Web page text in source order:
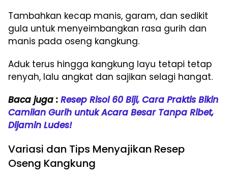
Tambahkan kecap manis, garam, dan sedikit
gula untuk menyeimbangkan rasa gurih dan
manis pada oseng kangkung.
Aduk terus hingga kangkung layu tetapi tetap
renyah, lalu angkat dan sajikan selagi hangat.
Baca juga : Resep Risol 60 Biji, Cara Praktis Bikin
Camilan Gurih untuk Acara Besar Tanpa Ribet,
Dijamin Ludes!
Variasi dan Tips Menyajikan Resep
Oseng Kangkung